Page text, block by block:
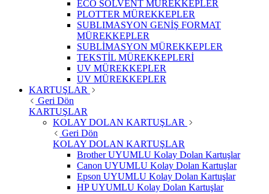
ECO SOLVENT MÜREKKEPLER
PLOTTER MÜREKKEPLER
SUBLIMASYON GENİŞ FORMAT
MÜREKKEPLER
SUBLİMASYON MÜREKKEPLER
TEKSTİL MÜREKKEPLERİ
UV MÜREKKEPLER
UV MÜREKKEPLER
KARTUŞLAR
Geri Dön
KARTUŞLAR
KOLAY DOLAN KARTUŞLAR
Geri Dön
KOLAY DOLAN KARTUŞLAR
Brother UYUMLU Kolay Dolan Kartuşlar
Canon UYUMLU Kolay Dolan Kartuşlar
Epson UYUMLU Kolay Dolan Kartuşlar
HP UYUMLU Kolay Dolan Kartuşlar